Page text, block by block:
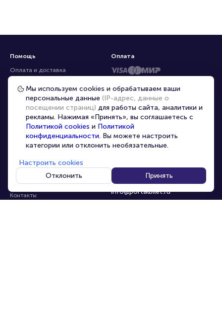
Помощь
Оплата и доставка
Частые вопросы
Перепродажа билетов
Организаторам
Корпоративным клиентам
VIP-билеты
Персональные данные
О компании
Контакты
8-800-500-42-62
8-499-226-15-14
info@portalbilet.ru
С 10:00 до 21:00,
Оплата
Мы используем cookies и обрабатываем ваши
персональные данные (IP-адрес, данные о
посещении страниц) для работы сайта, аналитики и
рекламы. Нажимая «Принять», вы соглашаетесь с
Политикой cookies и Политикой
конфиденциальности. Вы можете настроить
категории или отклонить необязательные.
Настроить cookies
Отклонить
Принять